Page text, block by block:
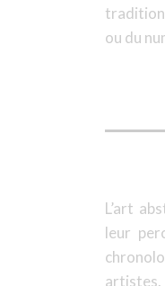
ou du
L’art
leur
artistes.